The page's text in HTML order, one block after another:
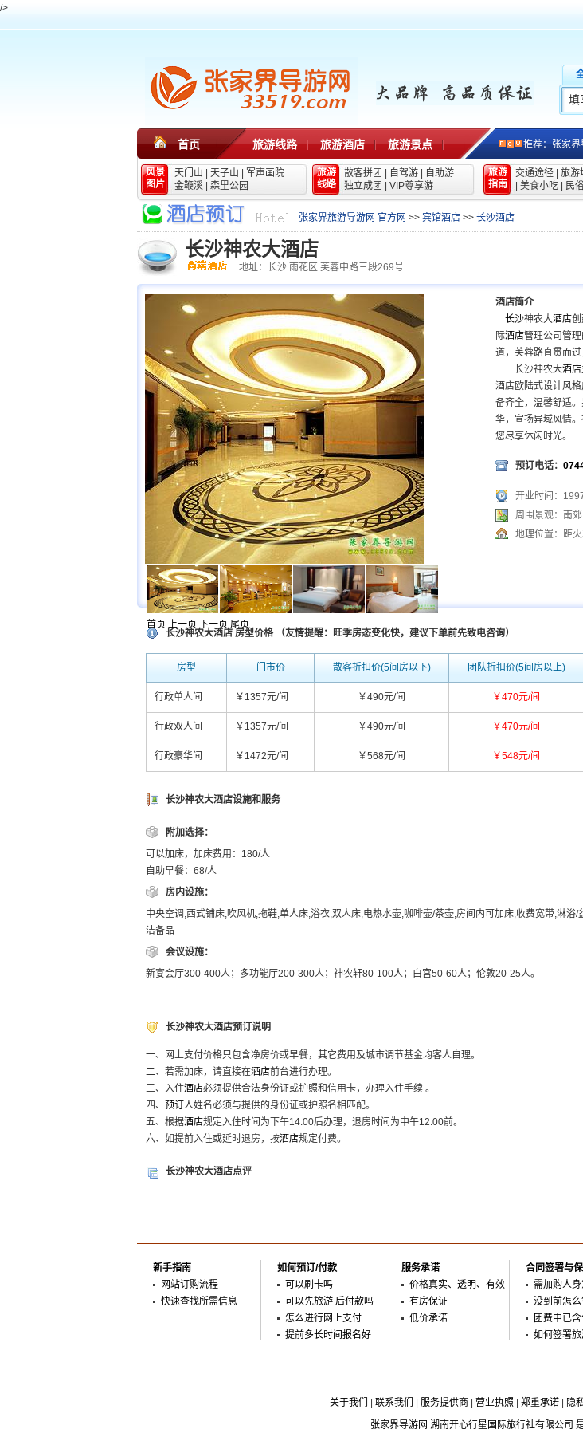
/>
首页 旅游线路 旅游酒店 旅游景点 推荐：张家
风景
图片
天门山 天子山
军声画院
金鞭溪
森里公园
旅游
线路
散客拼团 自驾游
自助游
独立成团
VIP尊享游
旅游
指南
交通途径 旅游
美食小吃 民
张家界旅游导游网 官方网 >> 宾馆酒店 >> 长沙酒店
长沙神农大酒店
地址：长沙 雨花区 芙蓉中路三段269号
首页 上一页 下一页 尾页
酒店简介
长沙神农大酒店
际酒店管理公司管
道，芙蓉路直贯而过
长沙神农大酒店
酒店欧陆式设计风
备齐全，温馨舒适
华，宣扬异域风情
您尽享休闲时光。
预订电话：
开业时间：
周围景观：南
地理位置：距
长沙神农大酒店 房型价格 （友情提醒：旺季房态变化快，建议下单前先致电咨询）
房型 门市价 散客折扣价(5间房以下) 团队折扣价(5间房以上)
行政单人间 ￥1357元/间 ￥490元/间 ￥470元/间
行政双人间 ￥1357元/间 ￥490元/间 ￥470元/间
行政豪华间 ￥1472元/间 ￥568元/间 ￥548元/间
长沙神农大酒店设施和服务
附加选择：
可以加床，加床费用：180/人
自助早餐：68/人
房内设施：
中央空调,西式铺床,吹风机,拖鞋,单人床,浴衣,双人床,电热水壶,咖啡壶/茶壶,房间内可加床,收费宽带,淋浴
洁备品
会议设施：
新宴会厅300-400人；多功能厅200-300人；神农轩80-100人；白宫50-60人；伦敦20-25人。
长沙神农大酒店预订说明
一、网上支付价格只包含净房价或早餐，其它费用及城市调节基金均客人自理。
二、若需加床，请直接在酒店前台进行办理。
三、入住酒店必须提供合法身份证或护照和信用卡，办理入住手续 。
四、 预订 人姓名必须与提供的身份证或护照名相匹配。
五、根据酒店规定入住时间为下午14:00后办理，退房时间为中午12:00前。
六、如提前入住或延时退房，按酒店规定付费。
长沙神农大酒店点评
新手指南
网站订购流程
快速查找所需信息
如何预订/付款
可以刷卡吗
可以先旅游 后付款吗
怎么进行网上支付
提前多长时间报名好
服务承诺
价格真实、透明、有效
有房保证
低价承诺
合同签署与
需加购人身
没到前怎么
团费中已含
如何签署旅
关于我们 联系我们 服务提供商 营业执照 郑重承诺 隐
张家界导游网 湖南开心行星国际旅行社有限公司